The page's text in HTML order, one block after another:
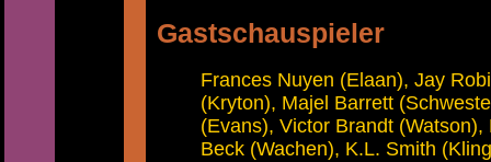
Gastschauspieler
Frances Nuyen (Elaan), Jay
(Kryton), Majel Barrett
(Evans), Victor Brandt
Beck (Wachen), K.L. Smith